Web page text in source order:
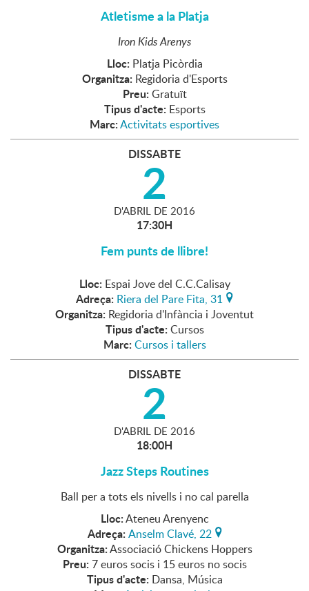
Atletisme a la Platja
Iron Kids Arenys
Lloc: Platja Picòrdia
Organitza: Regidoria d'Esports
Preu: Gratuït
Tipus d'acte: Esports
Marc:Activitats esportives
DISSABTE
2
D'ABRIL DE 2016
17:30H
Fem punts de llibre!
Lloc: Espai Jove del C.C.Calisay
Adreça: Riera del Pare Fita, 31
Organitza: Regidoria d'Infància i Joventut
Tipus d'acte: Cursos
Marc: Cursos i tallers
DISSABTE
2
D'ABRIL DE 2016
18:00H
Jazz Steps Routines
Ball per a tots els nivells i no cal parella
Lloc:Ateneu Arenyenc
Adreça: Anselm Clavé, 22
Organitza:Associació Chickens Hoppers
Preu: 7 euros socis i 15 euros no socis
Tipus d'acte: Dansa, Música